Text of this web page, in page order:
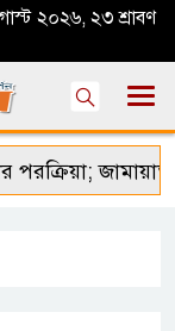
২০২৬, ২৩ শ্রাবণ
জামায়াত